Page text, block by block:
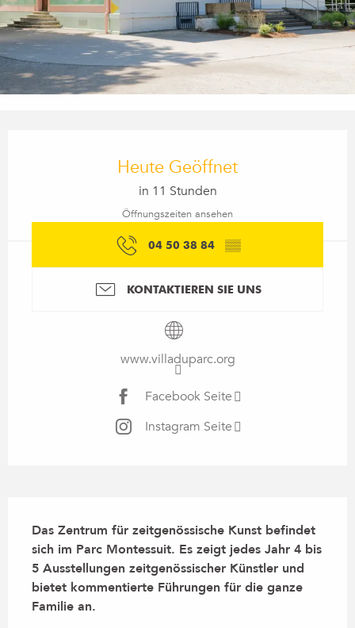
Heute Geöffnet
in 11 Stunden
Öffnungszeiten ansehen
04 50 38 84 ▒▒
KONTAKTIEREN SIE UNS
www.villaduparc.org
Facebook Seite
Instagram Seite
Das Zentrum für zeitgenössische Kunst befindet
sich im Parc Montessuit. Es zeigt jedes Jahr 4 bis
5 Ausstellungen zeitgenössischer Künstler und
bietet kommentierte Führungen für die ganze
Familie an.